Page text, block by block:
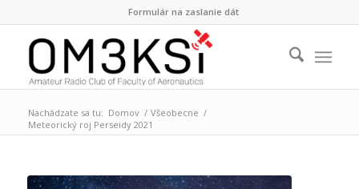
Formulár na zaslanie dát
Nachádzate sa tu: Domov / Všeobecne /
Meteorický roj Perseidy 2021